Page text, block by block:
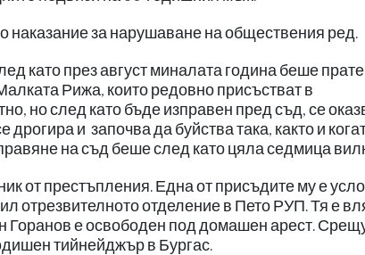
наказание за нарушаване на обществения ред.
като през август миналата година беше
Рижа, които редовно присъстват в
но след като бъде изправен пред съд, се
и започва да буйства така, както и
на съд беше след като цяла седмица
от престъпления. Една от присъдите му е
отрезвителното отделение в Пето РУП. Тя е
Горанов е освободен под домашен арест.
тийнейджър в Бургас.